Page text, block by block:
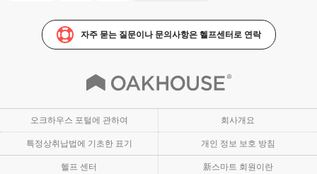
자주 묻는 질문이나 문의사항은 헬프센터로 연락
오크하우스 포털에 관하여 회사개요
특정상취납법에 기초한 표기 개인 정보 보호 방침
헬프 센터 新스마트 회원이란